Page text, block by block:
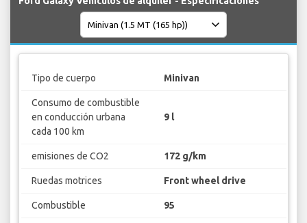
Tipo de cuerpo Minivan
Consumo de combustible
en conducción urbana
cada 100 km
9 l
emisiones de CO2 172 g/km
Ruedas motrices Front wheel drive
Combustible 95